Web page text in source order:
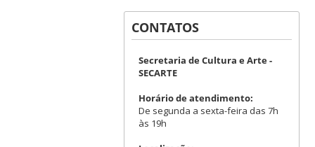
CONTATOS
Secretaria de Cultura e Arte -
SECARTE
Horário de atendimento:
De segunda a sexta-feira das 7h
às 19h